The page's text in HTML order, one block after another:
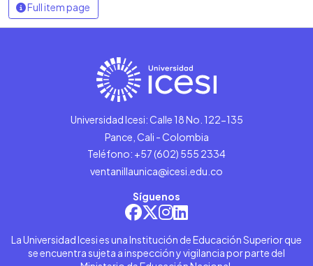
Full item page
Universidad Icesi: Calle 18 No. 122-135
Pance, Cali - Colombia
Teléfono: +57 (602) 555 2334
ventanillaunica@icesi.edu.co
Síguenos
La Universidad Icesi es una Institución de Educación Superior que
se encuentra sujeta a inspección y vigilancia por parte del